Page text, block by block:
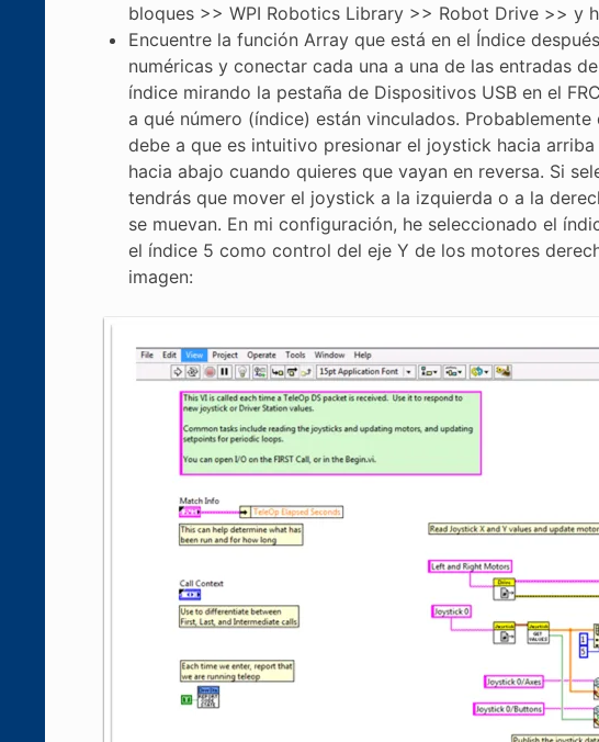
bloques >> WPI Robotics Library >> Robot Drive >> y
Encuentre la función Array que está en el Índice
numéricas y conectar cada una a una de las entradas
índice mirando la pestaña de Dispositivos USB en el
a qué número (índice) están vinculados.
debe a que es intuitivo presionar el joystick hacia
hacia abajo cuando quieres que vayan en reversa. Si
tendrás que mover el joystick a la izquierda o a la
se muevan. En mi configuración, he seleccionado el
el índice 5 como control del eje Y de los motores
imagen: